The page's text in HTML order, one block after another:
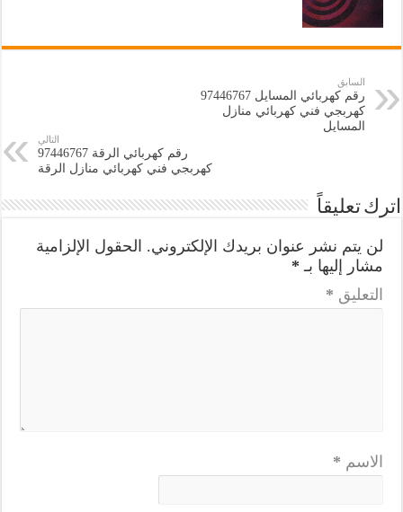
السابق
كهربجي فني كهربائي منازل
المسايل
التالي
رقم كهربائي الرقة 97446767‬
كهربجي فني كهربائي منازل الرقة
اترك تعليقاً
لن يتم نشر عنوان بريدك الإلكتروني. الحقول الإلزامية
مشار إليها بـ *
التعليق *
الاسم *